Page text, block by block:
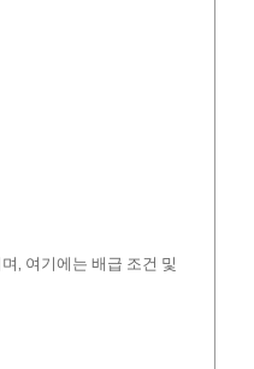
, 여기에는 배급 조건 및